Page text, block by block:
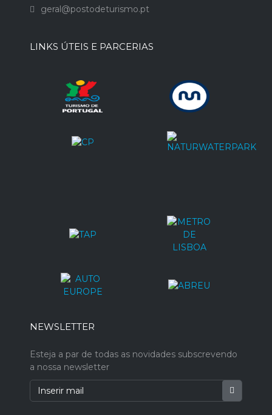
geral@postodeturismo.pt
LINKS ÚTEIS E PARCERIAS
NEWSLETTER
Esteja a par de todas as novidades subscrevendo
a nossa newsletter